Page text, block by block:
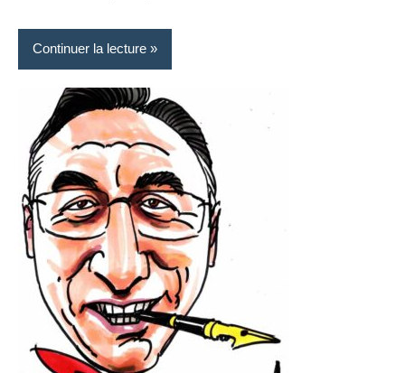
Continuer la lecture